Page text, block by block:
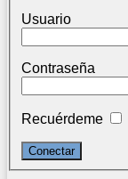
Usuario
Contraseña
Recuérdeme